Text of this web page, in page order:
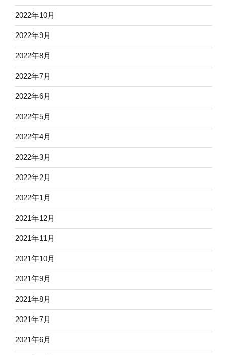
2022年10月
2022年9月
2022年8月
2022年7月
2022年6月
2022年5月
2022年4月
2022年3月
2022年2月
2022年1月
2021年12月
2021年11月
2021年10月
2021年9月
2021年8月
2021年7月
2021年6月